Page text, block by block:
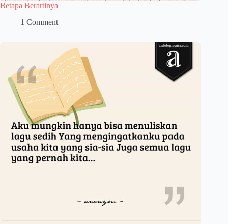
Betapa Berartinya
1 Comment